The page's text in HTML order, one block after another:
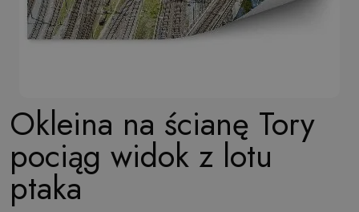
Okleina na ścianę Tory
pociąg widok z lotu
ptaka